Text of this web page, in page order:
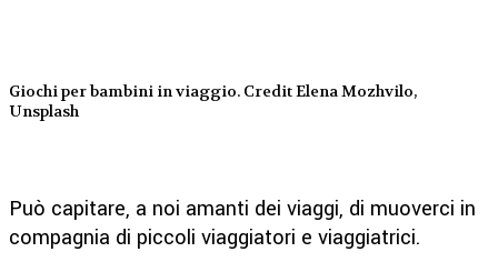
Giochi per bambini in viaggio. Credit Elena Mozhvilo,
Unsplash
Può capitare, a noi amanti dei viaggi, di muoverci in
compagnia di piccoli viaggiatori e viaggiatrici.